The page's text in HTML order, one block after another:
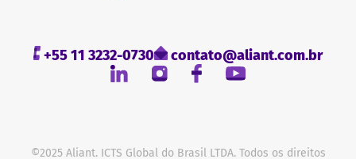
+55 11 3232-0730 contato@aliant.com.br
©2025 Aliant. ICTS Global do Brasil LTDA. Todos os direitos